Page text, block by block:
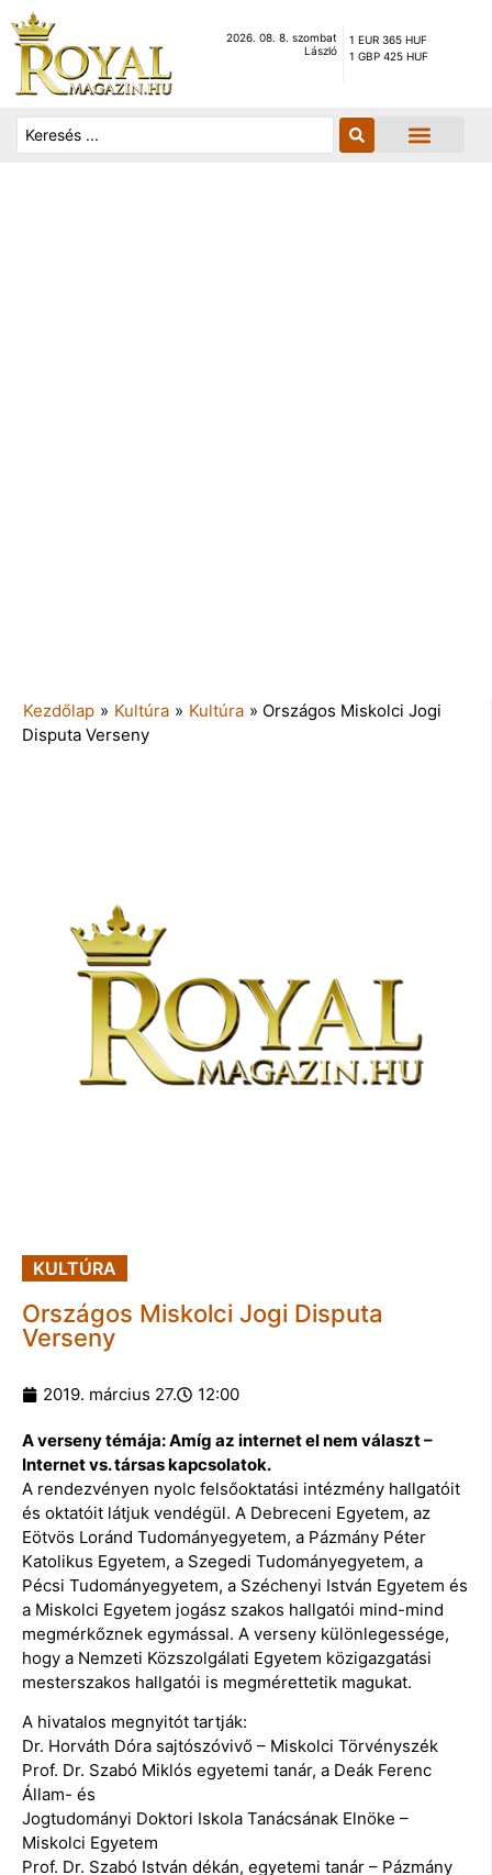
2026. 08. 8. szombat
László
1 EUR 365 HUF
1 GBP 425 HUF
Kezdőlap » Kultúra » Kultúra » Országos Miskolci Jogi
Disputa Verseny
KULTÚRA
Országos Miskolci Jogi Disputa
Verseny
2019. március 27. 12:00
A verseny témája: Amíg az internet el nem választ –
Internet vs. társas kapcsolatok.
A rendezvényen nyolc felsőoktatási intézmény hallgatóit
és oktatóit látjuk vendégül. A Debreceni Egyetem, az
Eötvös Loránd Tudományegyetem, a Pázmány Péter
Katolikus Egyetem, a Szegedi Tudományegyetem, a
Pécsi Tudományegyetem, a Széchenyi István Egyetem és
a Miskolci Egyetem jogász szakos hallgatói mind-mind
megmérkőznek egymással. A verseny különlegessége,
hogy a Nemzeti Közszolgálati Egyetem közigazgatási
mesterszakos hallgatói is megmérettetik magukat.
A hivatalos megnyitót tartják:
Dr. Horváth Dóra sajtószóvivő – Miskolci Törvényszék
Prof. Dr. Szabó Miklós egyetemi tanár, a Deák Ferenc
Állam- és
Jogtudományi Doktori Iskola Tanácsának Elnöke –
Miskolci Egyetem
Prof. Dr. Szabó István dékán, egyetemi tanár – Pázmány